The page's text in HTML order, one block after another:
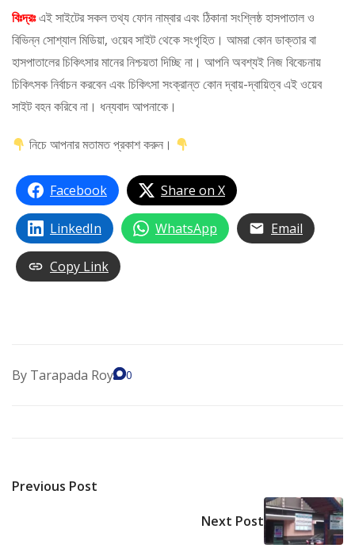
বিঃদ্রঃএই সাইটের সকল তথ্য ফোন নাম্বার এবং ঠিকানা সংশ্লিষ্ঠ হাসপাতাল ও
বিভিন্ন সোশ্যাল মিডিয়া, ওয়েব সাইট থেকে সংগৃহিত। আমরা কোন ডাক্তার বা
হাসপাতালের চিকিৎসার মানের নিশ্চয়তা দিচ্ছি না। আপনি অবশ্যই নিজ বিবেচনায়
চিকিৎসক নির্বাচন করবেন এবং চিকিৎসা সংক্রান্ত কোন দ্বায়-দ্বায়িত্ব এই ওয়েব
সাইট বহন করিবে না। ধন্যবাদ আপনাকে।
নিচে আপনার মতামত প্রকাশ করুন।
Facebook Share on X
LinkedIn WhatsApp Email
Copy Link
By Tarapada Roy 0
Previous Post
Next Post